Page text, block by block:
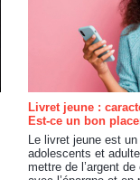
Livret jeune :
Est-ce un bon
Le livret jeune est un
adolescents et
mettre de l’argent